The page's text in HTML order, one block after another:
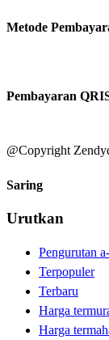
Metode
Pembayaran
@Copyright
Saring
Urutkan
Pengurutan
Terpopuler
Terbaru
Harga
Harga